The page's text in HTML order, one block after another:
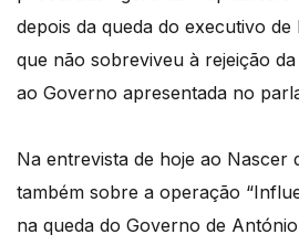
depois da queda do executivo
que não sobreviveu à rejeição
ao Governo apresentada no
Na entrevista de hoje ao Nascer
também sobre a operação
na queda do Governo de